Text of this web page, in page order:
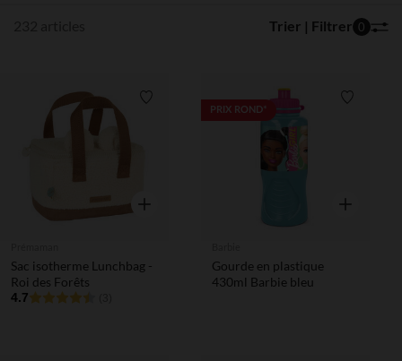
Trier | Filtrer 0
Liste de souhaits
Aperçu rapide
Sac isotherme Lunchbag -
Roi des Forêts
4.7
PRIX ROND*
Aperçu
Gourde en plastique
430ml Barbie bleu